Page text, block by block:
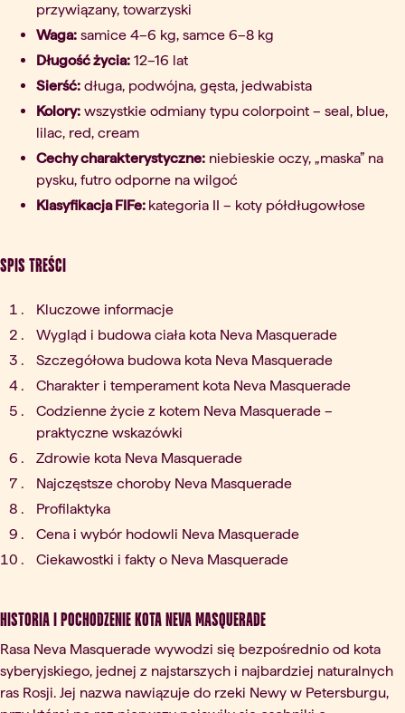
przywiązany, towarzyski
Waga: samice 4–6 kg, samce 6–8 kg
Długość życia: 12–16 lat
Sierść: długa, podwójna, gęsta, jedwabista
Kolory: wszystkie odmiany typu colorpoint – seal, blue,
lilac, red, cream
Cechy charakterystyczne: niebieskie oczy, „maska” na
pysku, futro odporne na wilgoć
Klasyfikacja FIFe: kategoria II – koty półdługowłose
Spis treści
Kluczowe informacje
Wygląd i budowa ciała kota Neva Masquerade
Szczegółowa budowa kota Neva Masquerade
Charakter i temperament kota Neva Masquerade
Codzienne życie z kotem Neva Masquerade –
praktyczne wskazówki
Zdrowie kota Neva Masquerade
Najczęstsze choroby Neva Masquerade
Profilaktyka
Cena i wybór hodowli Neva Masquerade
Ciekawostki i fakty o Neva Masquerade
Historia i pochodzenie kota Neva Masquerade
Rasa Neva Masquerade wywodzi się bezpośrednio od kota
syberyjskiego, jednej z najstarszych i najbardziej naturalnych
ras Rosji. Jej nazwa nawiązuje do rzeki Newy w Petersburgu,